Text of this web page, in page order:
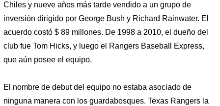
Chiles y nueve años más tarde vendido a un grupo de
inversión dirigido por George Bush y Richard Rainwater. El
acuerdo costó $ 89 millones. De 1998 a 2010, el dueño del
club fue Tom Hicks, y luego el Rangers Baseball Express,
que aún posee el equipo.
El nombre de debut del equipo no estaba asociado de
ninguna manera con los guardabosques. Texas Rangers la